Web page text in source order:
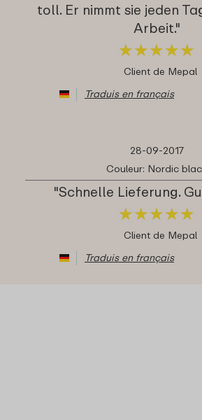
toll. Er nimmt sie jeden
Arbeit."
★★★★★
★★★★★
Client de Mepal
Traduis en français
28-09-2017
Couleur: Nordic
"Schnelle Lieferung.
★★★★★
★★★★★
Client de Mepal
Traduis en français